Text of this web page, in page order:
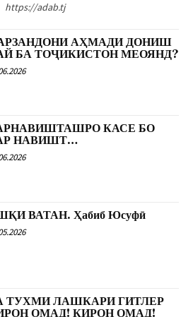
https://adab.tj
АҲМАДИ ДОНИШ
БА ТОҶИКИСТОН МЕОЯНД?
КАСЕ БО
НАВИШТ…
ВАТАН. Ҳабиб Юсуфӣ
ТУХМИ ЛАШКАРИ ГИТЛЕР
ОМАД! ҚИРОН ОМАД!